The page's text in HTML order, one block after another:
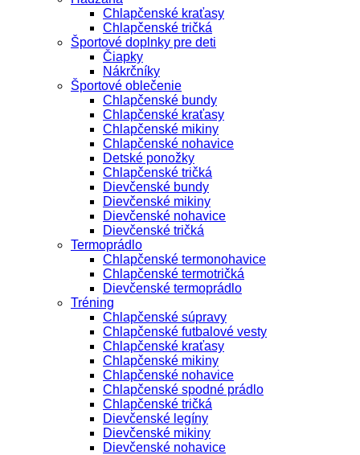
Chlapčenské kraťasy
Chlapčenské tričká
Športové doplnky pre deti
Čiapky
Nákrčníky
Športové oblečenie
Chlapčenské bundy
Chlapčenské kraťasy
Chlapčenské mikiny
Chlapčenské nohavice
Detské ponožky
Chlapčenské tričká
Dievčenské bundy
Dievčenské mikiny
Dievčenské nohavice
Dievčenské tričká
Termoprádlo
Chlapčenské termonohavice
Chlapčenské termotričká
Dievčenské termoprádlo
Tréning
Chlapčenské súpravy
Chlapčenské futbalové vesty
Chlapčenské kraťasy
Chlapčenské mikiny
Chlapčenské nohavice
Chlapčenské spodné prádlo
Chlapčenské tričká
Dievčenské legíny
Dievčenské mikiny
Dievčenské nohavice